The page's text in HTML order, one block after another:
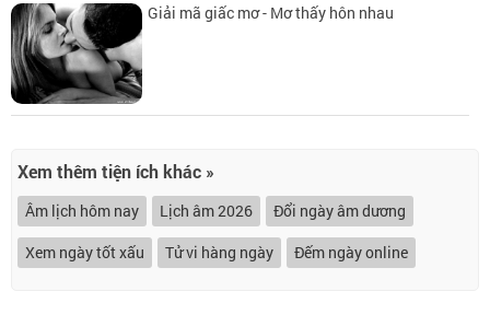
Giải mã giấc mơ - Mơ thấy hôn nhau
Xem thêm tiện ích khác »
Âm lịch hôm nay Lịch âm 2026
Đổi ngày âm dương
Xem ngày tốt xấu
Tử vi hàng ngày Đếm ngày online